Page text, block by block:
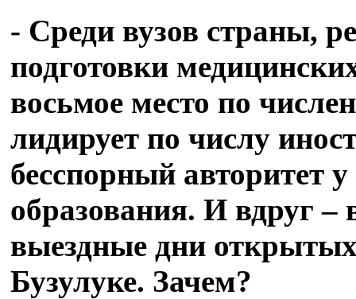
- Среди вузов страны,
подготовки
восьмое место по
лидирует по числу
бесспорный авторитет у
образования. И вдруг –
выездные дни
Бузулуке. Зачем?